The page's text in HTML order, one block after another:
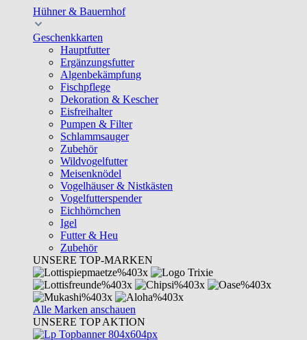
Hühner & Bauernhof
Geschenkkarten
Hauptfutter
Ergänzungsfutter
Algenbekämpfung
Fischpflege
Dekoration & Kescher
Eisfreihalter
Pumpen & Filter
Schlammsauger
Zubehör
Wildvogelfutter
Meisenknödel
Vogelhäuser & Nistkästen
Vogelfutterspender
Eichhörnchen
Igel
Futter & Heu
Zubehör
UNSERE TOP-MARKEN
Alle Marken anschauen
UNSERE TOP AKTION